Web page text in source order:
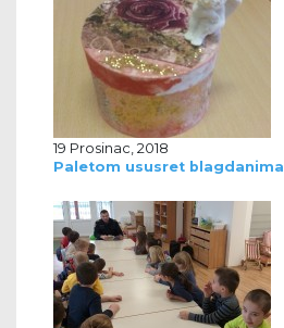
19 Prosinac, 2018
Paletom ususret blagdanima